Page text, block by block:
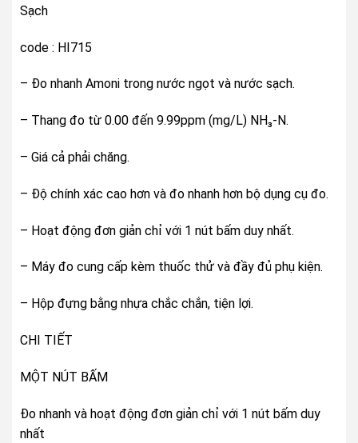
Sạch
code : HI715
– Đo nhanh Amoni trong nước ngọt và nước sạch.
– Thang đo từ 0.00 đến 9.99ppm (mg/L) NH₃-N.
– Giá cả phải chăng.
– Độ chính xác cao hơn và đo nhanh hơn bộ dụng cụ đo.
– Hoạt động đơn giản chỉ với 1 nút bấm duy nhất.
– Máy đo cung cấp kèm thuốc thử và đầy đủ phụ kiện.
– Hộp đựng bằng nhựa chắc chắn, tiện lợi.
CHI TIẾT
​​MỘT NÚT BẤM
Đo nhanh và hoạt động đơn giản chỉ với 1 nút bấm duy
nhất